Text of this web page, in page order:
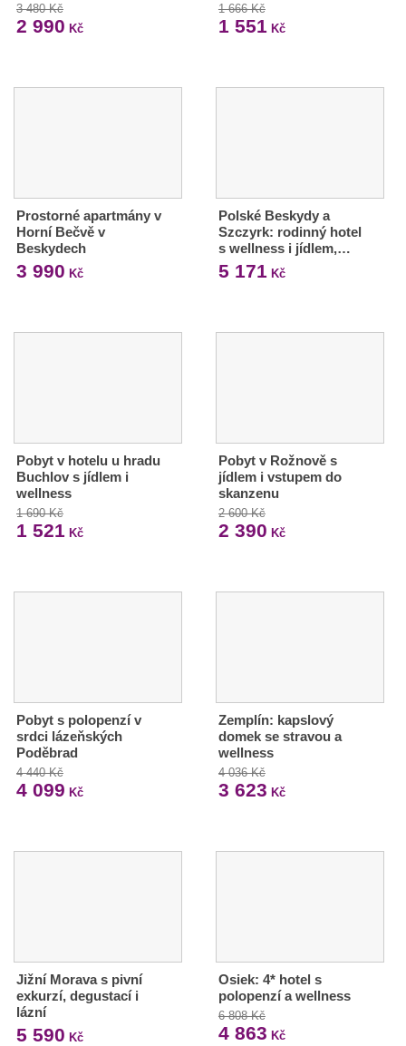
3 480 Kč
2 990 Kč
1 666 Kč
1 551 Kč
Prostorné apartmány v
Horní Bečvě v
Beskydech
3 990 Kč
Polské Beskydy a
Szczyrk: rodinný hotel
s wellness i jídlem,…
5 171 Kč
Pobyt v hotelu u hradu
Buchlov s jídlem i
wellness
1 690 Kč
1 521 Kč
Pobyt v Rožnově s
jídlem i vstupem do
skanzenu
2 600 Kč
2 390 Kč
Pobyt s polopenzí v
srdci lázeňských
Poděbrad
4 440 Kč
4 099 Kč
Zemplín: kapslový
domek se stravou a
wellness
4 036 Kč
3 623 Kč
Jižní Morava s pivní
exkurzí, degustací i
lázní
5 590 Kč
Osiek: 4* hotel s
polopenzí a wellness
6 808 Kč
4 863 Kč